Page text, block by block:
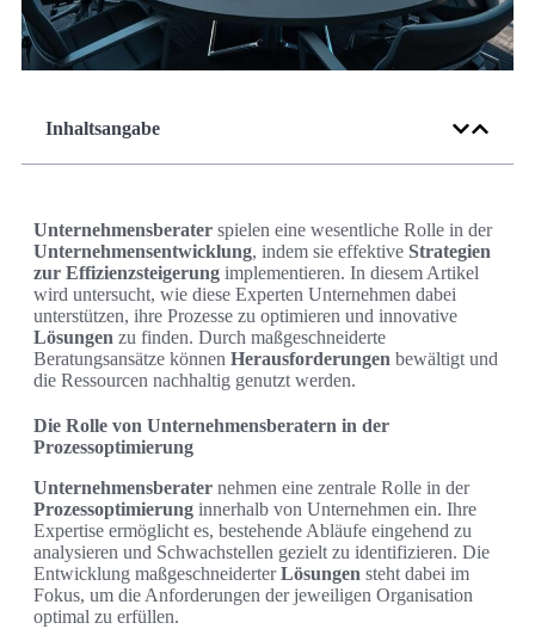
Inhaltsangabe
Unternehmensberater spielen eine wesentliche Rolle in der
Unternehmensentwicklung, indem sie effektive Strategien
zur Effizienzsteigerung implementieren. In diesem Artikel
wird untersucht, wie diese Experten Unternehmen dabei
unterstützen, ihre Prozesse zu optimieren und innovative
Lösungen zu finden. Durch maßgeschneiderte
Beratungsansätze können Herausforderungen bewältigt und
die Ressourcen nachhaltig genutzt werden.
Die Rolle von Unternehmensberatern in der
Prozessoptimierung
Unternehmensberater nehmen eine zentrale Rolle in der
Prozessoptimierung innerhalb von Unternehmen ein. Ihre
Expertise ermöglicht es, bestehende Abläufe eingehend zu
analysieren und Schwachstellen gezielt zu identifizieren. Die
Entwicklung maßgeschneiderterLösungen steht dabei im
Fokus, um die Anforderungen der jeweiligen Organisation
optimal zu erfüllen.